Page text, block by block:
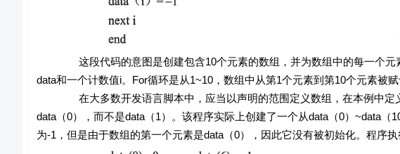
这段代码的意图是创建包含10个元素的数组，并为数组中的每一个元素
data和一个计数值i。For循环是从1~10，数组中从第1个元素到第10个元素被
在大多数开发语言脚本中，应当以声明的范围定义数组，在本例中定义
data（0），而不是data（1）。该程序实际上创建了一个从data（0）~data
为-1，但是由于数组的第一个元素是data（0），因此它没有被初始化。程序执